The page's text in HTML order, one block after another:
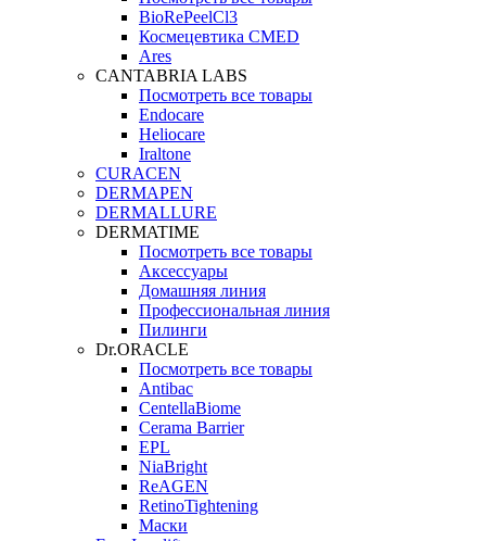
BioRePeelCl3
Космецевтика CMED
Ares
CANTABRIA LABS
Посмотреть все товары
Endocare
Heliocare
Iraltone
CURACEN
DERMAPEN
DERMALLURE
DERMATIME
Посмотреть все товары
Аксессуары
Домашняя линия
Профессиональная линия
Пилинги
Dr.ORACLE
Посмотреть все товары
Antibac
CentellaBiome
Cerama Barrier
EPL
NiaBright
ReAGEN
RetinoTightening
Маски